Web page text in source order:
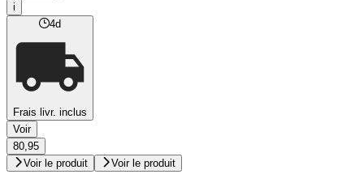
i
4d
Frais livr. inclus
Voir
80,95
Voir le produit
Voir le produit